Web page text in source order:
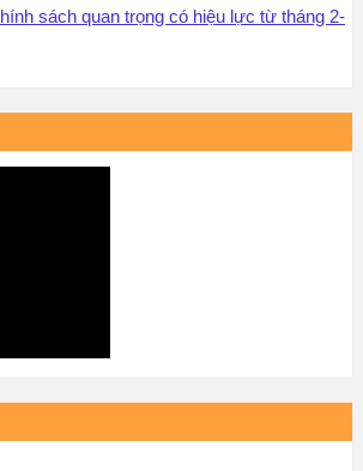
sách quan trọng có hiệu lực từ tháng 2-